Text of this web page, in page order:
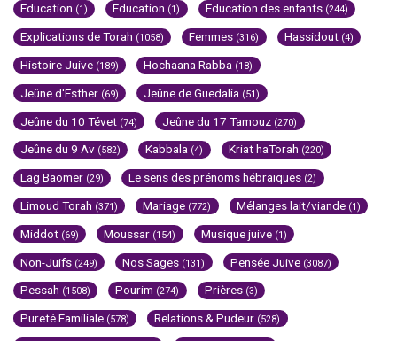
Education (1) Education (1) Education des enfants (244)
Explications de Torah (1058) Femmes (316) Hassidout (4)
Histoire Juive (189) Hochaana Rabba (18)
Jeûne d'Esther (69) Jeûne de Guedalia (51)
Jeûne du 10 Tévet (74) Jeûne du 17 Tamouz (270)
Jeûne du 9 Av (582) Kabbala (4) Kriat haTorah (220)
Lag Baomer (29) Le sens des prénoms hébraïques (2)
Limoud Torah (371) Mariage (772) Mélanges lait/viande (1)
Middot (69) Moussar (154) Musique juive (1)
Non-Juifs (249) Nos Sages (131) Pensée Juive (3087)
Pessah (1508) Pourim (274) Prières (3)
Pureté Familiale (578) Relations & Pudeur (528)